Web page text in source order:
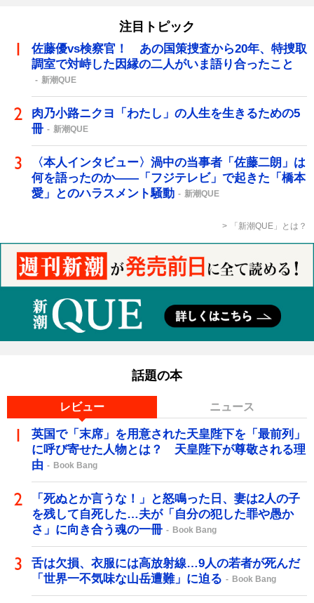
注目トピック
佐藤優vs検察官！ あの国策捜査から20年、特捜取
調室で対峙した因縁の二人がいま語り合ったこと
新潮QUE
肉乃小路ニクヨ「わたし」の人生を生きるための5
冊
新潮QUE
〈本人インタビュー〉渦中の当事者「佐藤二朗」は
何を語ったのか――「フジテレビ」で起きた「橋本
愛」とのハラスメント騒動
新潮QUE
「新潮QUE」とは？
話題の本
レビュー ニュース
英国で「末席」を用意された天皇陛下を「最前列」
に呼び寄せた人物とは？ 天皇陛下が尊敬される理
由
Book Bang
「死ぬとか言うな！」と怒鳴った日、妻は2人の子
を残して自死した…夫が「自分の犯した罪や愚か
さ」に向き合う魂の一冊
Book Bang
舌は欠損、衣服には高放射線…9人の若者が死んだ
「世界一不気味な山岳遭難」に迫る
Book Bang